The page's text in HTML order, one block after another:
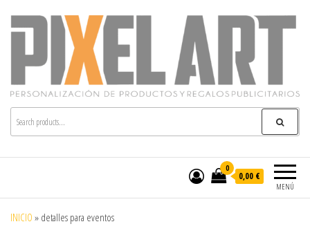
Pixelart
Especialistas en textil publicitario y regalos
personalizados en móstoles
MENÚ
0
0,00 €
INICIO » detalles para eventos